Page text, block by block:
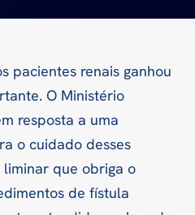
pacientes renais ganhou
O Ministério
resposta a uma
o cuidado desses
que obriga o
de fístula